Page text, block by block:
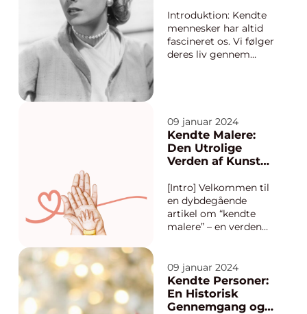
præstationer inden
for forskellige
områder som film,
musik, sport, mo...
Kulturen
Introduktion: Kendte
mennesker har altid
fascineret os. Vi følger
deres liv gennem
vil vi dykke ned i
celebrity kulturen og
udforske, hvad der
gør kendte
09 januar 2024
Kendte Malere:
Den Utrolige
Verden af Kunst
[Intro] Velkommen til
en dybdegående
artikel om “kendte
malere” – en verden
betagende
kunstværker. I denne
artikel vil vi udforske,
hvad der gør disse
09 januar 2024
Kendte Personer:
En Historisk
Gennemgang og